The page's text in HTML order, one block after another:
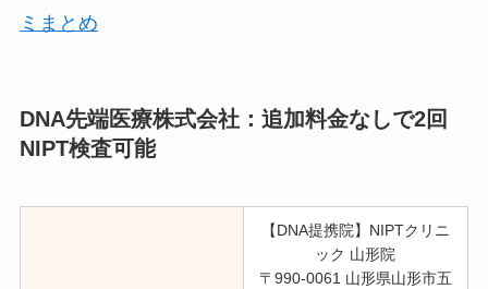
ミまとめ
DNA先端医療株式会社：追加料金なしで2回
NIPT検査可能
【DNA提携院】NIPTクリニ
ック 山形院
〒990-0061 山形県山形市五